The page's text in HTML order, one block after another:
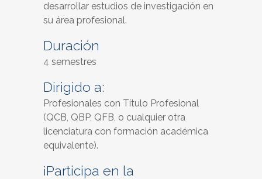
desarrollar estudios de investigación en
su área profesional.
Duración
4 semestres
Dirigido a:
Profesionales con Título Profesional
(QCB, QBP, QFB, o cualquier otra
licenciatura con formación académica
equivalente).
¡Participa en la